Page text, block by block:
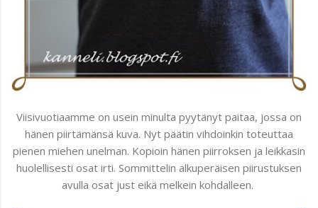
Viisivuotiaamme on usein minulta pyytänyt paitaa, jossa on
hänen piirtämänsä kuva. Nyt päätin vihdoinkin toteuttaa
pienen miehen unelman. Kopioin hänen piirroksen ja leikkasin
huolellisesti osat irti. Sommittelin alkuperäisen piirustuksen
avulla osat just eikä melkein kohdalleen.